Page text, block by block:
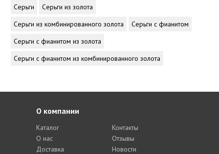
Серьги
Серьги из золота
Серьги из комбинированного золота
Серьги с фианитом
Серьги с фианитом из золота
Серьги с фианитом из комбинированного золота
О компании
Каталог
О нас
Доставка
Контакты
Отзывы
Новости